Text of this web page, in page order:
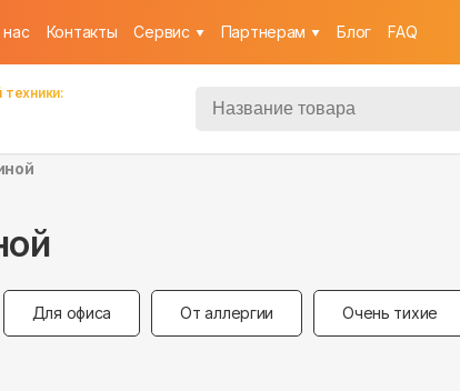
Контакты Cервис Партнерам Блог FAQ
Для офиса От аллергии Очень тихие